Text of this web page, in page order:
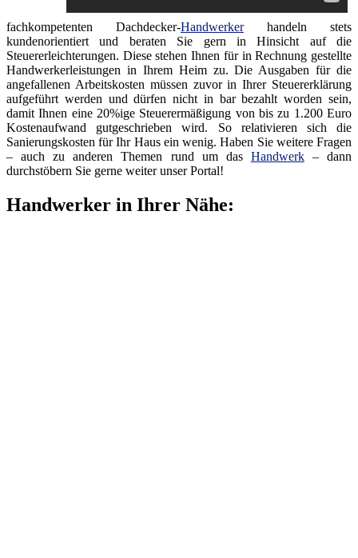
fachkompetenten Dachdecker-Handwerkerhandeln stets
kundenorientiert und beraten Sie gern in Hinsicht auf die
Steuererleichterungen. Diese stehen Ihnen für in Rechnung gestellte
Handwerkerleistungen in Ihrem Heim zu. Die Ausgaben für die
angefallenen Arbeitskosten müssen zuvor in Ihrer Steuererklärung
aufgeführt werden und dürfen nicht in bar bezahlt worden sein,
damit Ihnen eine 20%ige Steuerermäßigung von bis zu 1.200 Euro
Kostenaufwand gutgeschrieben wird. So relativieren sich die
Sanierungskosten für Ihr Haus ein wenig. Haben Sie weitere Fragen
– auch zu anderen Themen rund um das Handwerk– dann
durchstöbern Sie gerne weiter unser Portal!
Handwerker in Ihrer Nähe: